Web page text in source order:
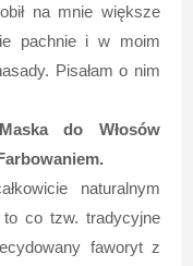
na mnie większe
pachnie i w moim
Pisałam o nim
do Włosów
naturalnym
to co tzw. tradycyjne
faworyt z